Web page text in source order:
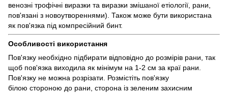
венозні трофічні виразки та виразки змішаної етіології, рани,
пов'язані з новоутвореннями). Також може бути використана
як пов'язка під компресійний бинт.
Особливості використання
Пов'язку необхідно підбирати відповідно до розмірів рани, так
щоб пов'язка виходила як мінімум на 1-2 см за краї рани.
Пов'язку не можна розрізати. Розмістіть пов'язку
білою стороною до рани, сторона із зеленим захисним